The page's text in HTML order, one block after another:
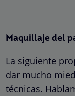
Maquillaje del
La siguiente
dar mucho
técnicas.